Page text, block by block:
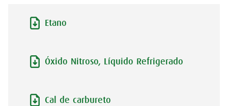
Etano
Óxido Nitroso, Líquido Refrigerado
Cal de carbureto